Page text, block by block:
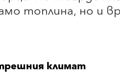
топлина, но и
климат